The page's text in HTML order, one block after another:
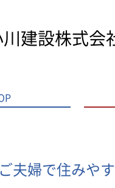
川建設株式会
夫婦で住みや